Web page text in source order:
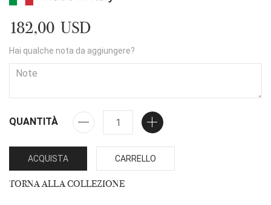
182,00 USD
Hai qualche nota da aggiungere?
QUANTITÀ
ACQUISTA CARRELLO
TORNA ALLA COLLEZIONE